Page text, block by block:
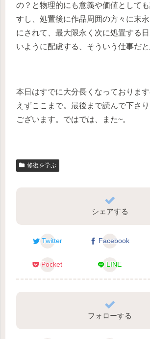
の？と物理的にも意義や価値として
すし、処置後に作品周囲の方々に末
にされて、最大限永く次に処置する
いように配慮する、そういう仕事だと
本日はすでに大分長くなっておりま
えずここまで。最後まで読んで下さ
ございます。ではでは、また~。
修復を学ぶ
シェアする
Twitter Facebook
Pocket LINE
フォローする